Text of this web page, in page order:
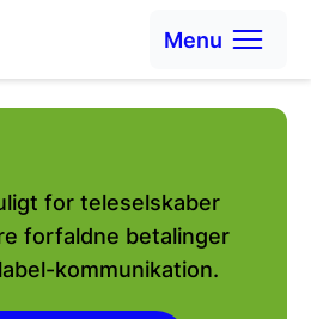
Menu
for teleselskaber
forfaldne betalinger
kommunikation.